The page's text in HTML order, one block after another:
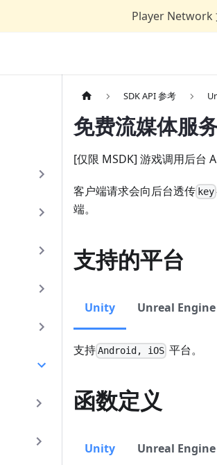
Player Network
SDK API 参考
免费流媒体服
[仅限 MSDK] 游戏调用后台
客户端请求会向后台透传 key
端。
支持的平台
Unity Unreal Engine
支持Android, iOS 平台。
函数定义
Unity Unreal Engine